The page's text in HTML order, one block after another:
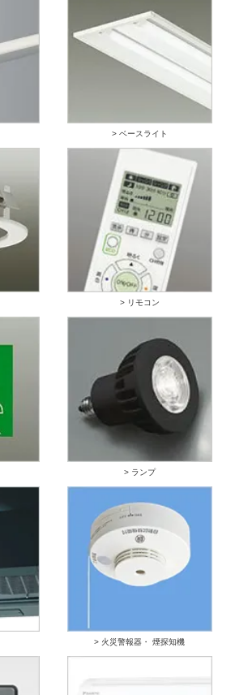
> ベースライト
> リモコン
> ランプ
> 火災警報器・ 煙探知機